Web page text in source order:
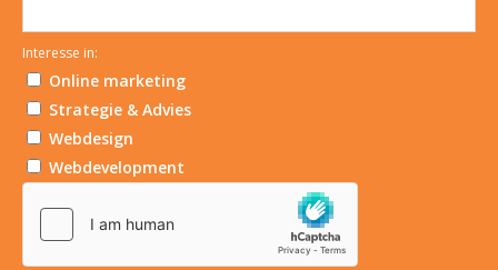
Interesse in:
Online marketing
Strategie & Advies
Webdesign
Webdevelopment